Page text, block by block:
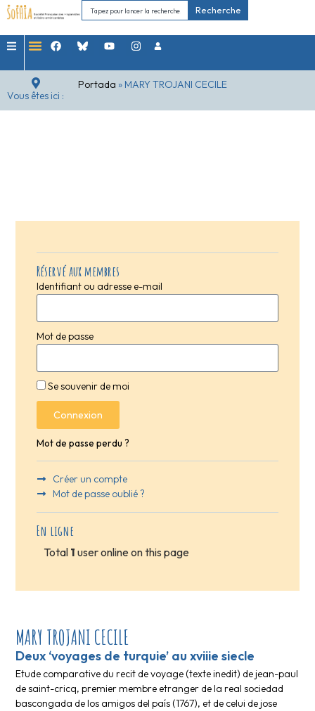
Recherche
Vous êtes ici :
Portada » MARY TROJANI CECILE
Réservé aux membres
Identifiant ou adresse e-mail
Mot de passe
Se souvenir de moi
Connexion
Mot de passe perdu ?
Créer un compte
Mot de passe oublié ?
En ligne
Total 1 user online on this page
MARY TROJANI CECILE
Deux ‘voyages de turquie’ au xviiie siecle
Etude comparative du recit de voyage (texte inedit) de jean-paul
de saint-cricq, premier membre etranger de la real sociedad
bascongada de los amigos del país (1767), et de celui de jose